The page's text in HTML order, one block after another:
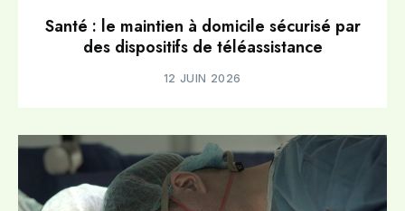
Santé : le maintien à domicile sécurisé par
des dispositifs de téléassistance
12 JUIN 2026